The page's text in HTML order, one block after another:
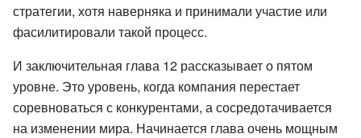
стратегии, хотя наверняка и принимали участие или
фасилитировали такой процесс.
И заключительная глава 12 рассказывает о пятом
уровне. Это уровень, когда компания перестает
соревноваться с конкурентами, а сосредотачивается
на изменении мира. Начинается глава очень мощным